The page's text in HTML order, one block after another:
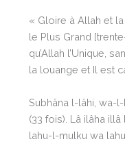
« Gloire à Allah et
le Plus Grand
qu’Allah l’Unique,
la louange et Il est
Subhâna l-lâhi, wa-
(33 fois). Lâ ilâha
lahu-l-mulku wa